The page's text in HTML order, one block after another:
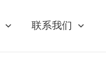
联系我们